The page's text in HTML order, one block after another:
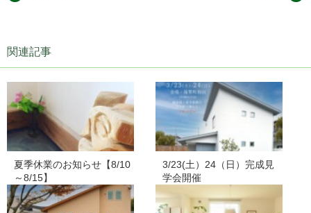
関連記事
夏季休業のお知らせ【8/10
～8/15】
3/23(土）24（日）完成見
学会開催